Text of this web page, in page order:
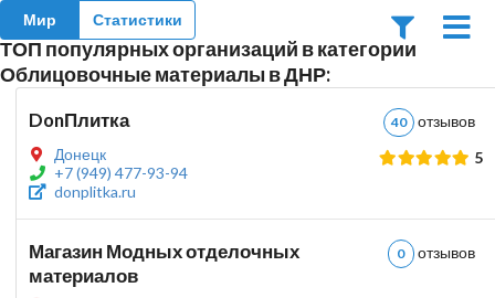
Мир Статистики
ТОП популярных организаций в категории
Облицовочные материалы в ДНР:
DonПлитка 40
Донецк
+7 (949) 477-93-94
donplitka.ru
5
Магазин Модных отделочных
материалов
0